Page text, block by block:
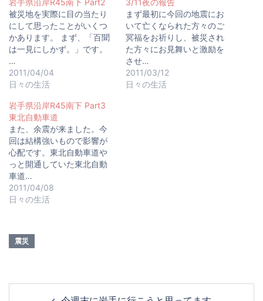
岩手県沿岸R45南下 Part2
被災地を実際に目の当たり
にして思ったことがいくつ
かあります。 まず、「百聞
は一見にしかず。」です。
…
2011/04/04
日々の生活
3/11夜の報告
まず最初に今回の地震にお
いて亡くなられた方々のご
冥福をお祈りし、被災され
た方々にお見舞いと激励を
させ…
2011/03/12
日々の生活
岩手県沿岸R45南下 Part3
東北自動車道
また、余震が来ました。今
回は結構強いもので影響が
心配です。東北自動車道や
っと開通していた東北自動
車道…
2011/04/08
日々の生活
震災